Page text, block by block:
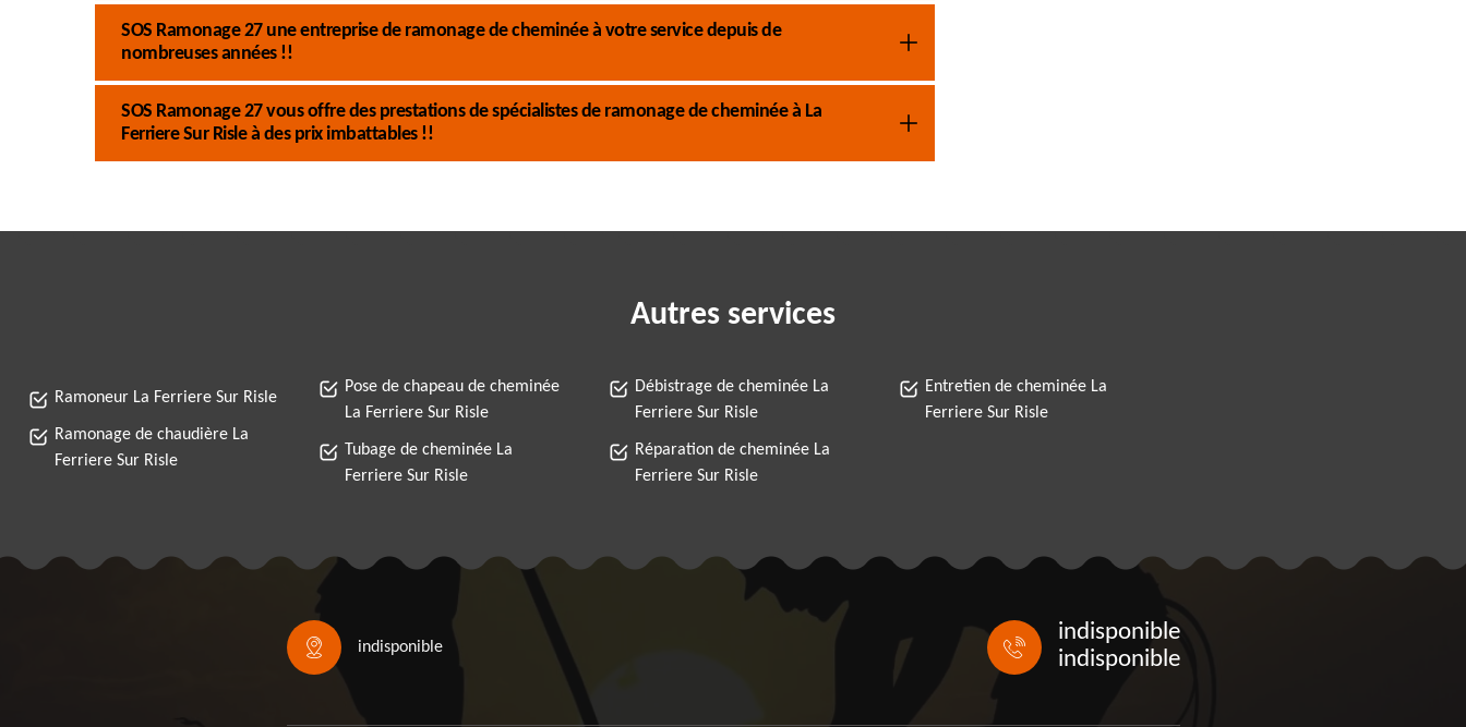
SOS Ramonage 27 une entreprise de ramonage de cheminée à votre service depuis de
nombreuses années !!
SOS Ramonage 27 vous offre des prestations de spécialistes de ramonage de cheminée à La
Ferriere Sur Risle à des prix imbattables !!
Autres services
Ramoneur La Ferriere Sur Risle
Ramonage de chaudière La
Ferriere Sur Risle
Pose de chapeau de cheminée
La Ferriere Sur Risle
Tubage de cheminée La
Ferriere Sur Risle
Débistrage de cheminée La
Ferriere Sur Risle
Réparation de cheminée La
Ferriere Sur Risle
Entretien de cheminée La
Ferriere Sur Risle
indisponible
indisponible
indisponible